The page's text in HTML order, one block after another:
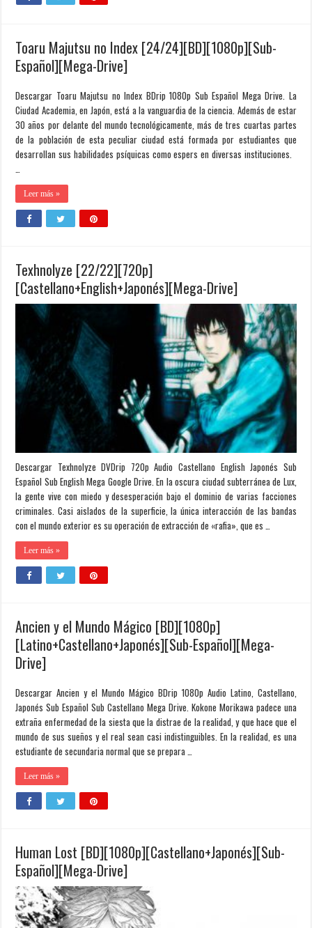
Toaru Majutsu no Index [24/24][BD][1080p][Sub-
Español][Mega-Drive]
Descargar Toaru Majutsu no Index BDrip 1080p Sub Español Mega Drive. La
Ciudad Academia, en Japón, está a la vanguardia de la ciencia. Además de estar
30 años por delante del mundo tecnológicamente, más de tres cuartas partes
de la población de esta peculiar ciudad está formada por estudiantes que
desarrollan sus habilidades psíquicas como espers en diversas instituciones.
Leer más »
Texhnolyze [22/22][720p]
[Castellano+English+Japonés][Mega-Drive]
Descargar Texhnolyze DVDrip 720p Audio Castellano English Japonés Sub
Español Sub English Mega Google Drive. En la oscura ciudad subterránea de Lux,
la gente vive con miedo y desesperación bajo el dominio de varias facciones
criminales. Casi aislados de la superficie, la única interacción de las bandas
con el mundo exterior es su operación de extracción de «rafia», que es …
Leer más »
Ancien y el Mundo Mágico [BD][1080p]
[Latino+Castellano+Japonés][Sub-Español][Mega-
Drive]
Descargar Ancien y el Mundo Mágico BDrip 1080p Audio Latino, Castellano,
Japonés Sub Español Sub Castellano Mega Drive. Kokone Morikawa padece una
extraña enfermedad de la siesta que la distrae de la realidad, y que hace que el
mundo de sus sueños y el real sean casi indistinguibles. En la realidad, es una
estudiante de secundaria normal que se prepara …
Leer más »
Human Lost [BD][1080p][Castellano+Japonés][Sub-
Español][Mega-Drive]